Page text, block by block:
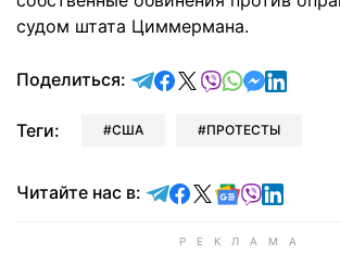
судом штата Циммермана.
Поделиться: отправить в Telegram
поделиться в
поделиться в X
отправить в
отправить
Теги: США ПРОТЕСТЫ
Читайте нас в: Читайте в Telegram
Читайте в
Читайте в X
Читайте в
Читайте